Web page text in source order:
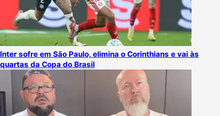
Inter sofre em São Paulo, elimina o Corinthians e vai às
quartas da Copa do Brasil